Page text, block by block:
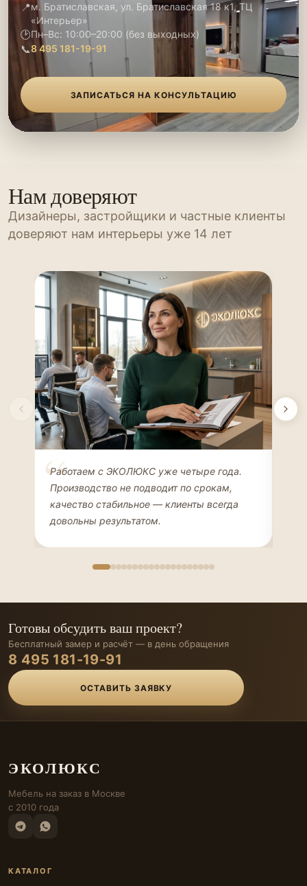
📍м. Братиславская, ул. Братиславская 18 к1, ТЦ
«Интерьер»
🕑Пн–Вс: 10:00–20:00 (без выходных)
📞8 495 181-19-91
ЗАПИСАТЬСЯ НА КОНСУЛЬТАЦИЮ
Нам доверяют
Дизайнеры, застройщики и частные клиенты
доверяют нам интерьеры уже 14 лет
Елена Соколова
ДИЗАЙНЕР ИНТЕРЬЕРОВ
Работаем с ЭКОЛЮКС уже четыре года.
Производство не подводит по срокам,
качество стабильное — клиенты всегда
довольны результатом.
Готовы обсудить ваш проект?
Бесплатный замер и расчёт — в день обращения
8 495 181-19-91
ОСТАВИТЬ ЗАЯВКУ
ЭКОЛЮКС
Мебель на заказ в Москве
с 2010 года
КАТАЛОГ